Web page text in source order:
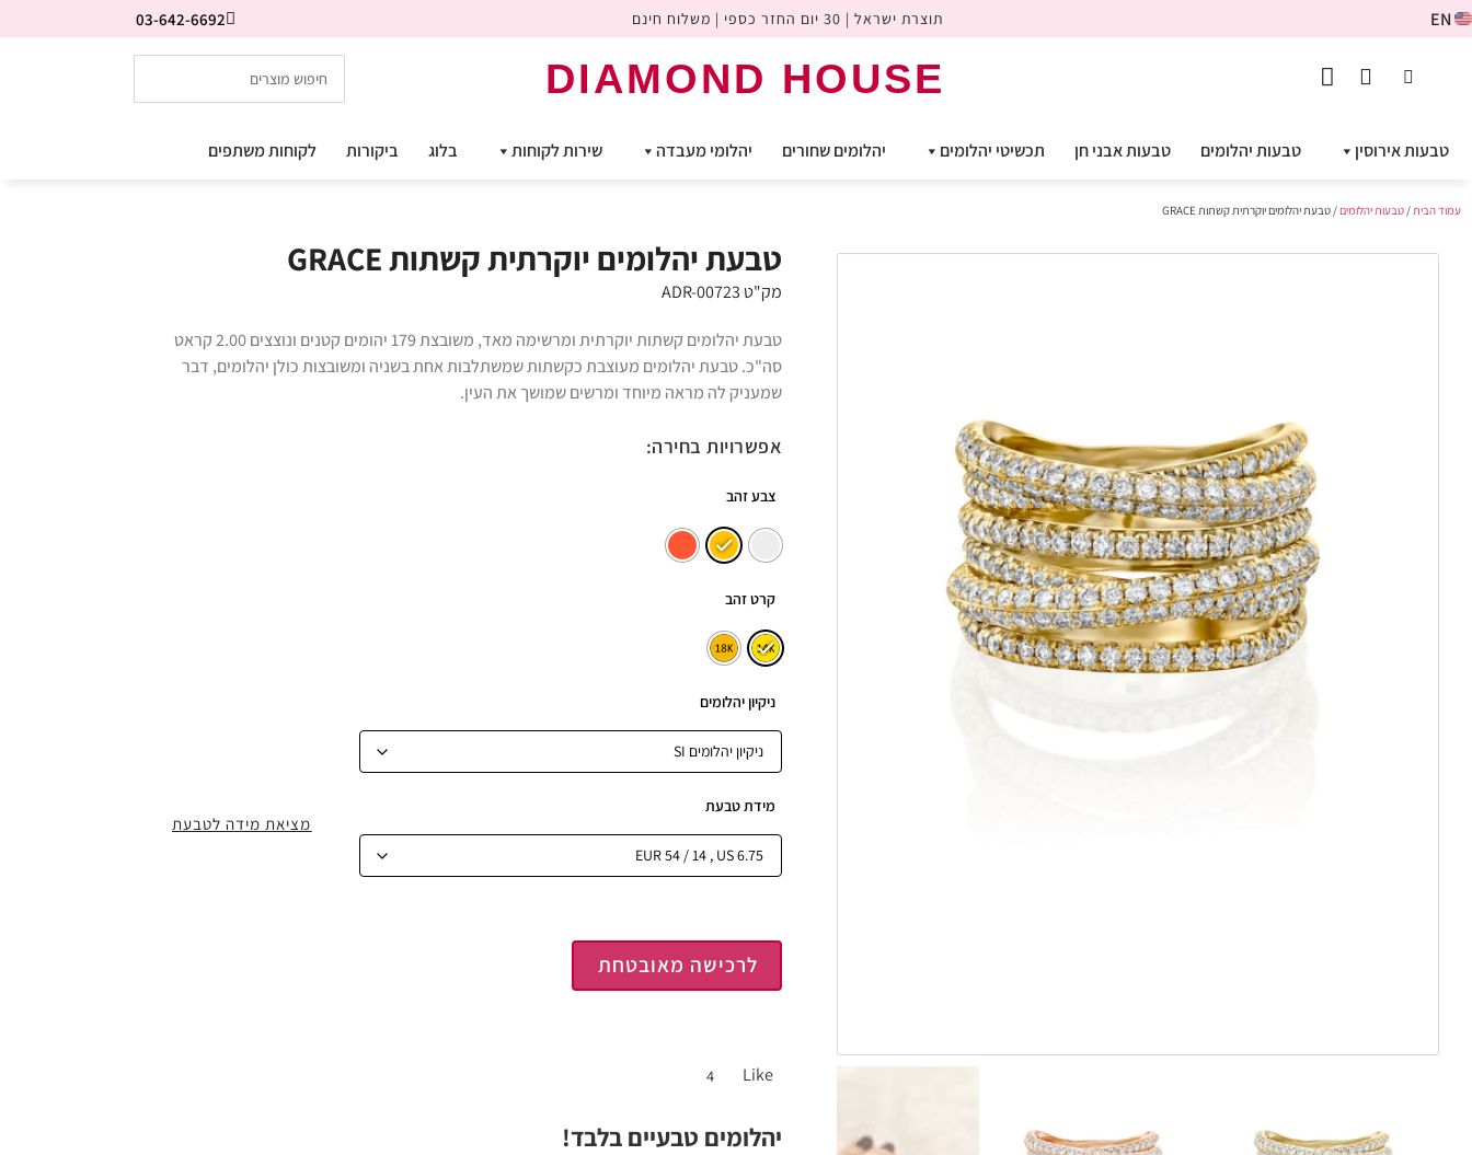
EN תוצרת ישראל | 30 יום החזר כספי | משלוח חינם 03-642-6692
DIAMOND HOUSE
טבעות אירוסין טבעות יהלומים טבעות אבני חן תכשיטי יהלומים יהלומים שחורים יהלומי מעבדה שירות לקוחות בלוג ביקורות לקוחות משתפים
עמוד הבית/טבעות יהלומים/ טבעת יהלומים יוקרתית קשתות GRACE
טבעת יהלומים יוקרתית קשתות GRACE
מק"ט ADR-00723
טבעת יהלומים קשתות יוקרתית ומרשימה מאד, משובצת 179 יהומים קטנים ונוצצים 2.00 קראט
סה"כ. טבעת יהלומים מעוצבת כקשתות שמשתלבות אחת בשניה ומשובצות כולן יהלומים, דבר
שמעניק לה מראה מיוחד ומרשים שמושך את העין.
אפשרויות בחירה:
צבע זהב
קרט זהב
ניקיון יהלומים
מידת טבעת
לרכישה מאובטחת
Like
4
מציאת מידה לטבעת
יהלומים טבעיים בלבד!